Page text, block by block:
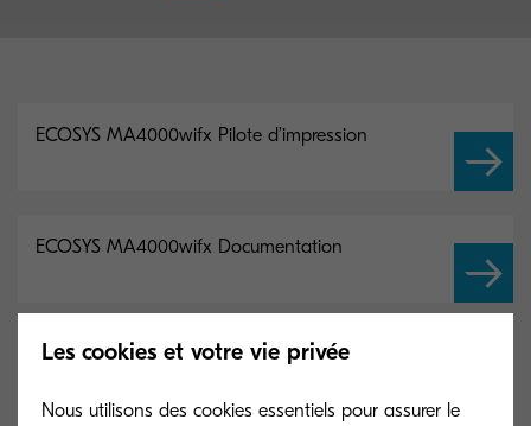
ECOSYS MA4000wifx Pilote d’impression
ECOSYS MA4000wifx Documentation
ECOSYS MA4000wifx Logiciel
Les cookies et votre vie privée
Nous utilisons des cookies essentiels pour assurer le